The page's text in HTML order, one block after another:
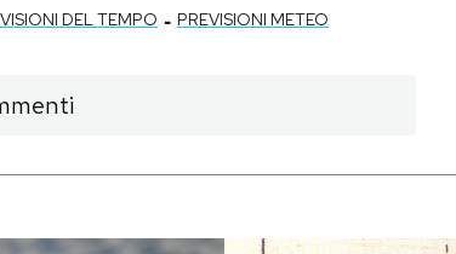
DEL TEMPO - PREVISIONI METEO